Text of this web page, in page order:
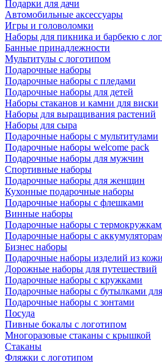
Подарки для дачи
Автомобильные аксессуары
Игры и головоломки
Наборы для пикника и барбекю с
Банные принадлежности
Мультитулы с логотипом
Подарочные наборы
Подарочные наборы с пледами
Подарочные наборы для детей
Наборы стаканов и камни для виски
Наборы для выращивания растений
Наборы для сыра
Подарочные наборы с мультитулами
Подарочные наборы welcome pack
Подарочные наборы для мужчин
Спортивные наборы
Подарочные наборы для женщин
Кухонные подарочные наборы
Подарочные наборы с флешками
Винные наборы
Подарочные наборы с
Подарочные наборы с
Бизнес наборы
Подарочные наборы изделий из
Дорожные наборы для путешествий
Подарочные наборы с кружками
Подарочные наборы с бутылками
Подарочные наборы с зонтами
Посуда
Пивные бокалы с логотипом
Многоразовые стаканы с крышкой
Стаканы
Фляжки с логотипом